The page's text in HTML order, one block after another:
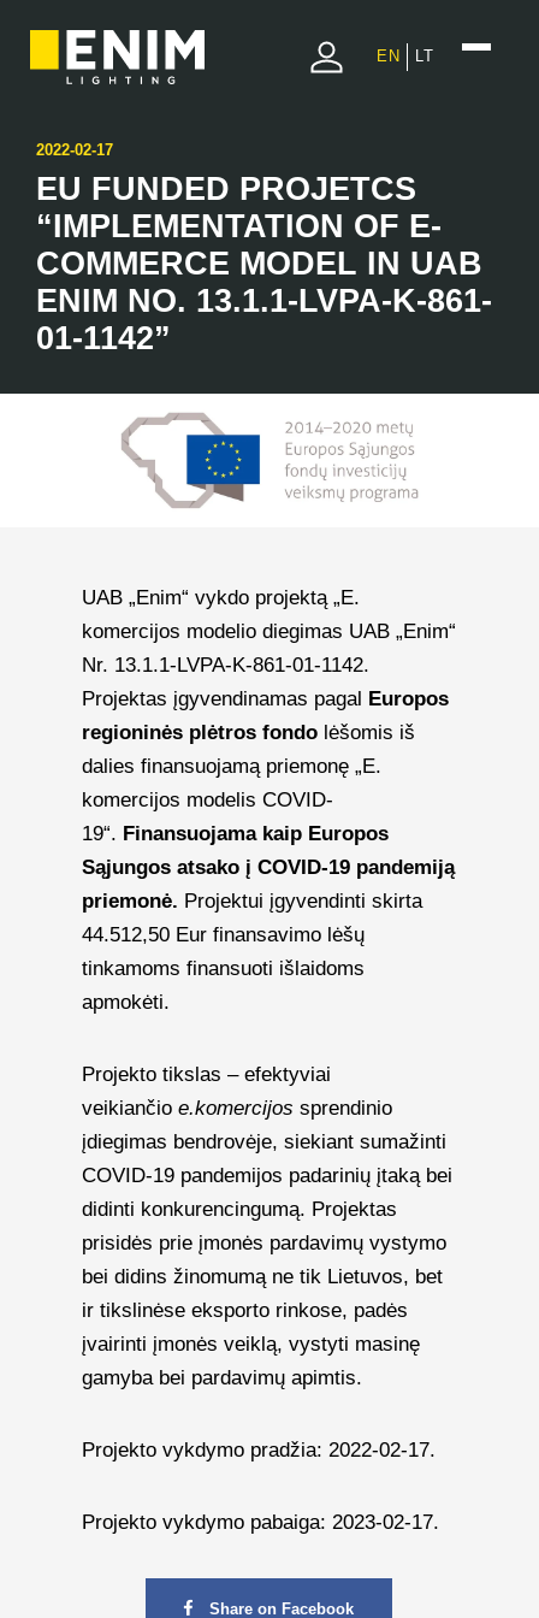
EN LT
2022-02-17
EU FUNDED PROJETCS
“IMPLEMENTATION OF E-
COMMERCE MODEL IN UAB
ENIM NO. 13.1.1-LVPA-K-861-
01-1142”
UAB „Enim“ vykdo projektą „E.
komercijos modelio diegimas UAB „Enim“
Nr. 13.1.1-LVPA-K-861-01-1142.
Projektas įgyvendinamas pagal Europos
regioninės plėtros fondo lėšomis iš
dalies finansuojamą priemonę „E.
komercijos modelis COVID-
19“. Finansuojama kaip Europos
Sąjungos atsako į COVID-19 pandemiją
priemonė. Projektui įgyvendinti skirta
44.512,50 Eur finansavimo lėšų
tinkamoms finansuoti išlaidoms
apmokėti.
Projekto tikslas – efektyviai
veikiančioe.komercijos sprendinio
įdiegimas bendrovėje, siekiant sumažinti
COVID-19 pandemijos padarinių įtaką bei
didinti konkurencingumą. Projektas
prisidės prie įmonės pardavimų vystymo
bei didins žinomumą ne tik Lietuvos, bet
ir tikslinėse eksporto rinkose, padės
įvairinti įmonės veiklą, vystyti masinę
gamyba bei pardavimų apimtis.
Projekto vykdymo pradžia: 2022-02-17.
Projekto vykdymo pabaiga: 2023-02-17.
Share on Facebook